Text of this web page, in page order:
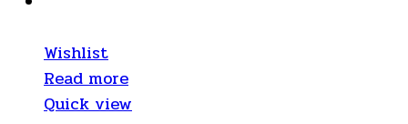
Wishlist
Read more
Quick view